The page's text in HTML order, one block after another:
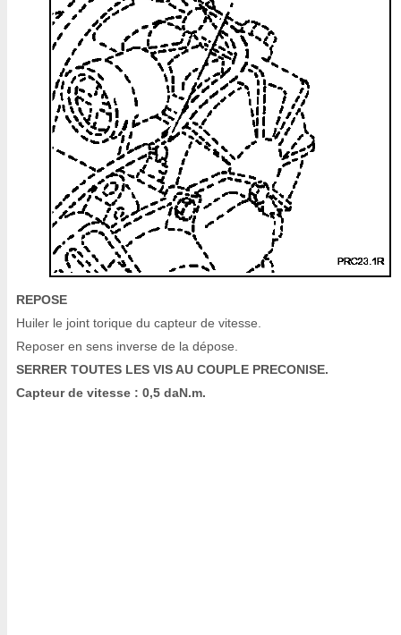
REPOSE
Huiler le joint torique du capteur de vitesse.
Reposer en sens inverse de la dépose.
SERRER TOUTES LES VIS AU COUPLE PRECONISE.
Capteur de vitesse : 0,5 daN.m.